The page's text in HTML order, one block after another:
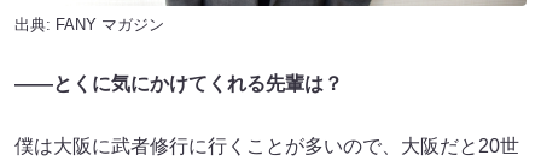
出典: FANY マガジン
——とくに気にかけてくれる先輩は？
僕は大阪に武者修行に行くことが多いので、大阪だと20世